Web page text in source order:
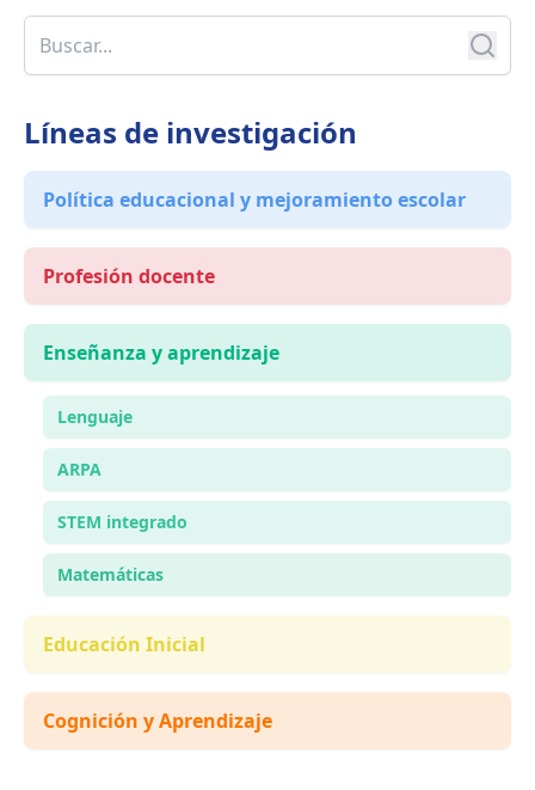
Líneas de investigación
Política educacional y mejoramiento escolar
Profesión docente
Enseñanza y aprendizaje
Lenguaje
ARPA
STEM integrado
Matemáticas
Educación Inicial
Cognición y Aprendizaje